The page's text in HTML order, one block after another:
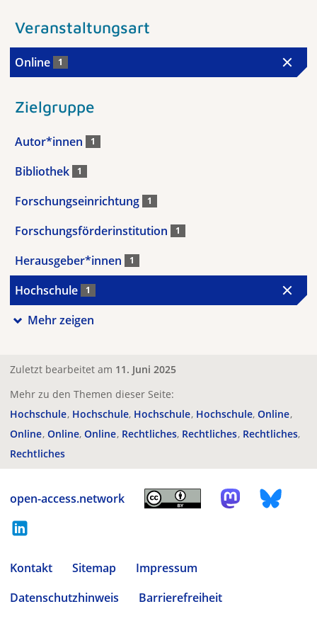
Veranstaltungsart
Online 1
Zielgruppe
Autor*innen 1
Bibliothek 1
Forschungseinrichtung 1
Forschungsförderinstitution 1
Herausgeber*innen 1
Hochschule 1
Mehr zeigen
Zuletzt bearbeitet am 11. Juni 2025
Mehr zu den Themen dieser Seite:
Hochschule Hochschule Hochschule Hochschule Online
Online Online Online Rechtliches Rechtliches Rechtliches
Rechtliches
open-access.network
Kontakt Sitemap
Impressum
Datenschutzhinweis
Barrierefreiheit